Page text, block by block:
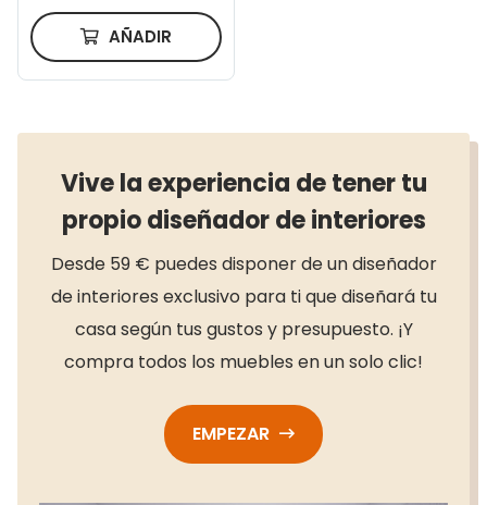
AÑADIR
Vive la experiencia de tener tu
propio diseñador de interiores
Desde 59 € puedes disponer de un diseñador
de interiores exclusivo para ti que diseñará tu
casa según tus gustos y presupuesto. ¡Y
compra todos los muebles en un solo clic!
EMPEZAR